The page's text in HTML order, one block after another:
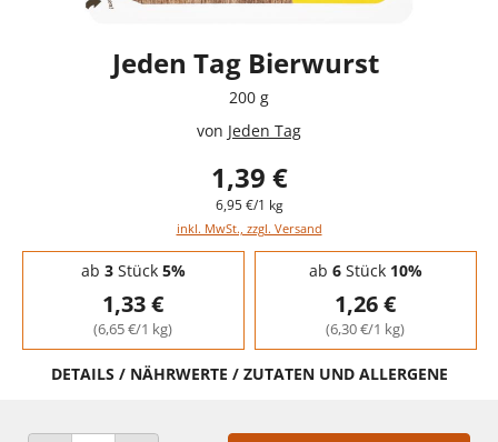
Jeden Tag Bierwurst
200 g
von Jeden Tag
1,39 €
6,95 €/1 kg
inkl. MwSt., zzgl. Versand
Staffelpreise - Mengenrabatt
ab 3Stück 5%
1,33 €
(6,65 €/1 kg)
ab 6Stück 10%
1,26 €
(6,30 €/1 kg)
DETAILS / NÄHRWERTE / ZUTATEN UND ALLERGENE